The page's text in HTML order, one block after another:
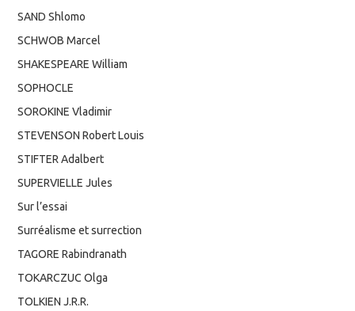
SAND Shlomo
SCHWOB Marcel
SHAKESPEARE William
SOPHOCLE
SOROKINE Vladimir
STEVENSON Robert Louis
STIFTER Adalbert
SUPERVIELLE Jules
Sur l’essai
Surréalisme et surrection
TAGORE Rabindranath
TOKARCZUC Olga
TOLKIEN J.R.R.